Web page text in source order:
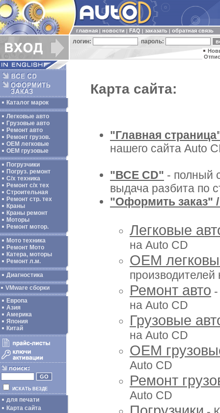
главная новости FAQ заказать обратная связь
логин: пароль:
Каталог марок
Легковые авто
Грузовые авто
Ремонт авто
Ремонт грузов.
ОЕМ легковые
OEM грузовые
Погрузчики
Погруз. ремонт
С/х техника
Ремонт с/х тех
Строительная
Ремонт стр. тех
Краны
Краны ремонт
Моторы
Ремонт мотор.
Мото техника
Ремонт Мото
Катера, моторы
Ремонт л.м.
Диагностика
VMware сборки
Европа
Азия
Америка
Япония
Китай
ИСКАТЬ ВЕЗДЕ
для печати
Карта сайта
Карта сайта:
"Главная
нашего сайта Auto
"ВСЕ CD" - полный
выдача разбита по
"Оформить заказ"
Легковые
на Auto CD
ОЕМ
производителей
Ремонт авто
на Auto CD
Грузовые
на Auto CD
OEM
Auto CD
Ремонт
Auto CD